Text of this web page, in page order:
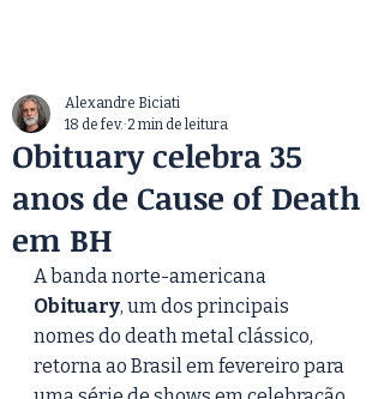
Obituary celebra 35
anos de Cause of Death
em BH
Alexandre Biciati
18 de fev. 2 min de leitura
A banda norte-americana
Obituary, um dos principais
nomes do death metal clássico,
retorna ao Brasil em fevereiro para